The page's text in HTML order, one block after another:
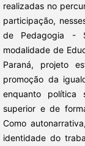
realizadas no
participação,
de Pedagogia -
modalidade de
Paraná, projeto
promoção da
enquanto política
superior e de
Como
identidade do